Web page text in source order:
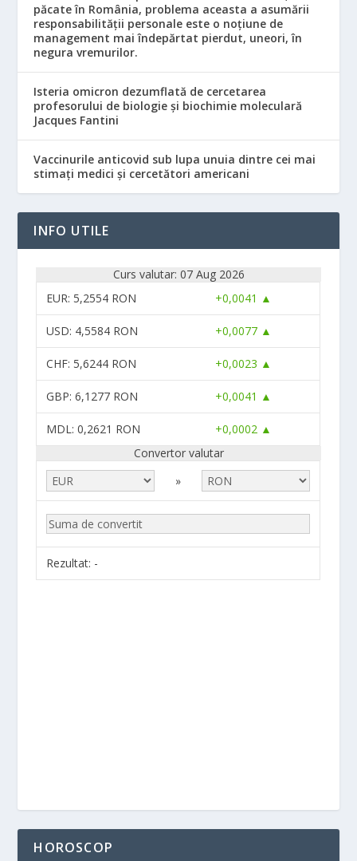
păcate în România, problema aceasta a asumării
responsabilităţii personale este o noţiune de
management mai îndepărtat pierdut, uneori, în
negura vremurilor.
Isteria omicron dezumflată de cercetarea
profesorului de biologie și biochimie moleculară
Jacques Fantini
Vaccinurile anticovid sub lupa unuia dintre cei mai
stimați medici și cercetători americani
INFO UTILE
Curs valutar: 07 Aug 2026
EUR: 5,2554 RON +0,0041 ▲
USD: 4,5584 RON +0,0077 ▲
CHF: 5,6244 RON +0,0023 ▲
GBP: 6,1277 RON +0,0041 ▲
MDL: 0,2621 RON
+0,0002 ▲
Convertor valutar
»
Rezultat: -
HOROSCOP